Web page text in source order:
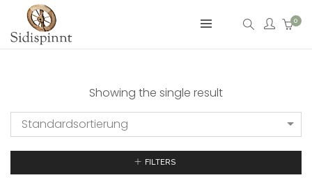
0
Showing the single result
Standardsortierung
FILTERS